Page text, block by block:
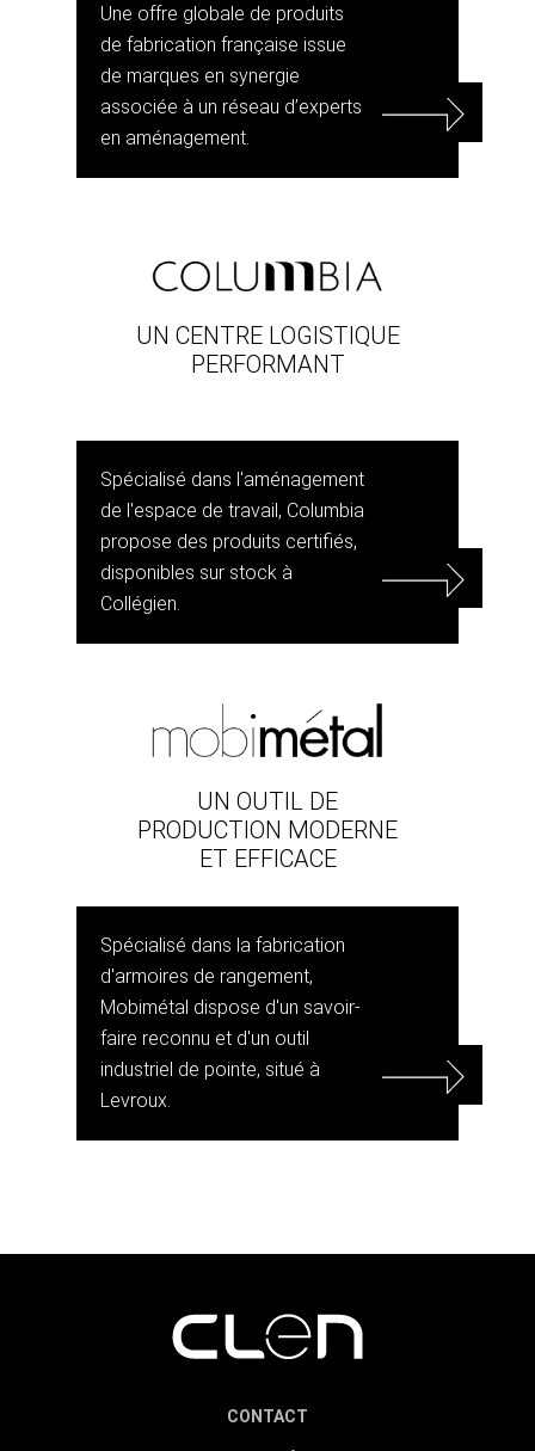
Une offre globale de produits
de fabrication française issue
de marques en synergie
associée à un réseau d’experts
en aménagement.
UN CENTRE LOGISTIQUE
PERFORMANT
Spécialisé dans l'aménagement
de l'espace de travail, Columbia
propose des produits certifiés,
disponibles sur stock à
Collégien.
UN OUTIL DE
PRODUCTION MODERNE
ET EFFICACE
Spécialisé dans la fabrication
d'armoires de rangement,
Mobimétal dispose d'un savoir-
faire reconnu et d'un outil
industriel de pointe, situé à
Levroux.
CONTACT